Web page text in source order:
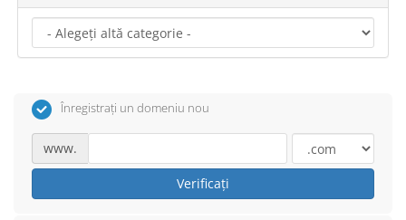
Înregistrați un domeniu nou
www.
Verificați